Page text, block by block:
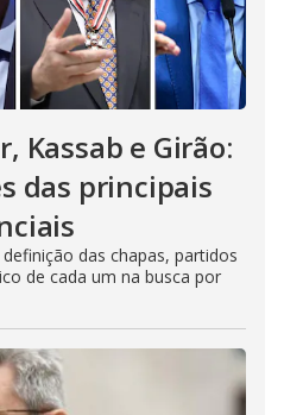
Kassab e Girão:
das principais
das chapas, partidos
de cada um na busca por